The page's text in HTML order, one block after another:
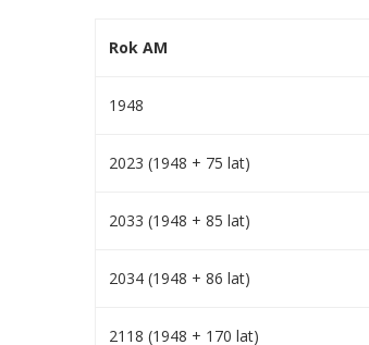
Rok AM
1948
2023 (1948 + 75 lat)
2033 (1948 + 85 lat)
2034 (1948 + 86 lat)
2118 (1948 + 170 lat)